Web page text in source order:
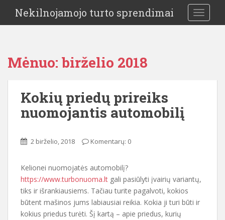
Nekilnojamojo turto sprendimai
Mėnuo: birželio 2018
Kokių priedų prireiks
nuomojantis automobilį
2 birželio, 2018 Komentarų: 0
Kelionei nuomojatės automobilį?
https://www.turbonuoma.lt gali pasiūlyti įvairių variantų,
tiks ir išrankiausiems. Tačiau turite pagalvoti, kokios
būtent mašinos jums labiausiai reikia. Kokia ji turi būti ir
kokius priedus turėti. Šį kartą – apie priedus, kurių